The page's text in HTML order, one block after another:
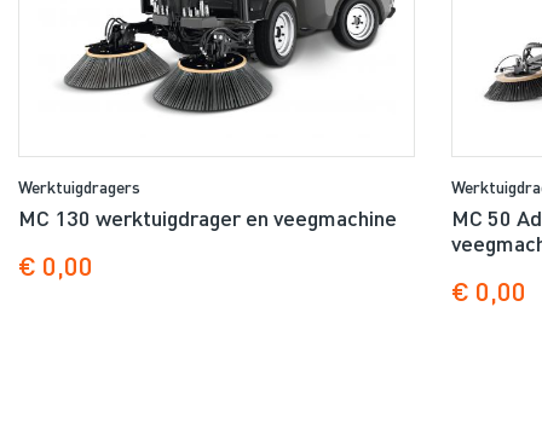
Werktuigdragers
MC 130 werktuigdrager en veegmachine
€ 0,00
MC 50
€ 0,00